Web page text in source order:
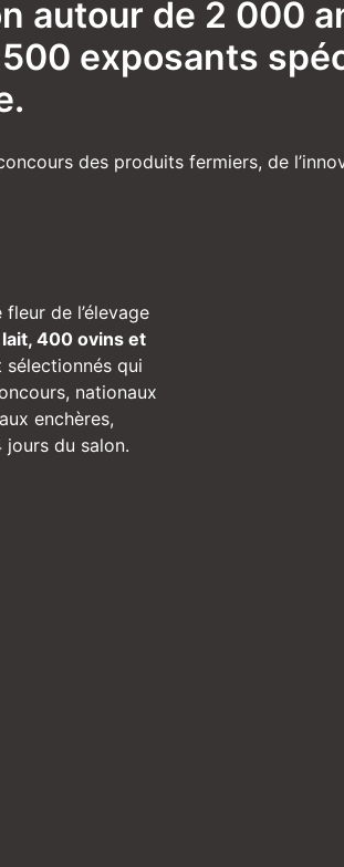
autour de 2 000
exposants
des produits fermiers, de
de l’élevage
400 ovins et
qui
nationaux
enchères,
du salon.